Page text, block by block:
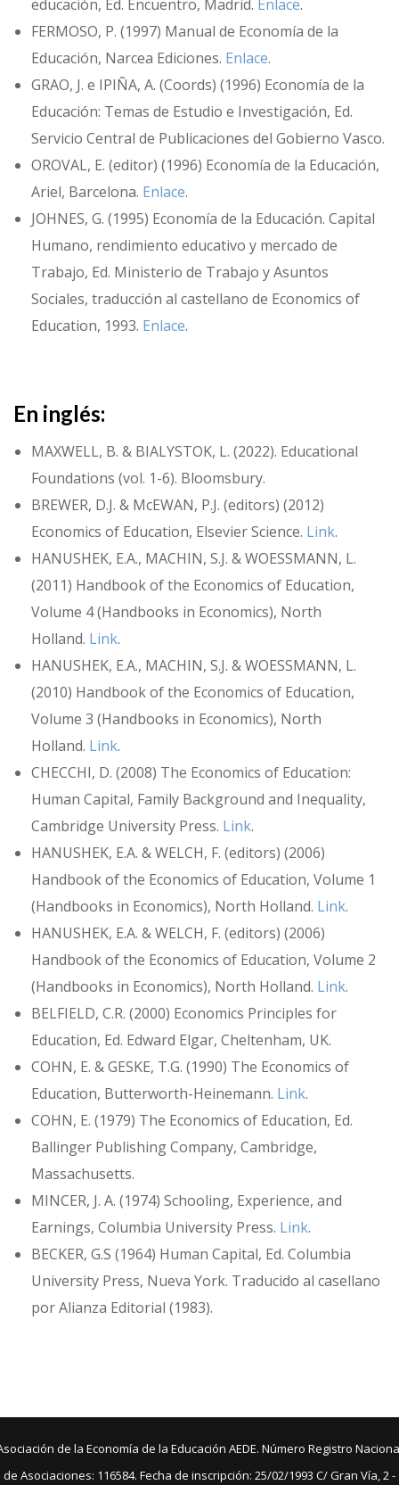
educación, Ed. Encuentro, Madrid. Enlace.
FERMOSO, P. (1997) Manual de Economía de la
Educación, Narcea Ediciones. Enlace.
GRAO, J. e IPIÑA, A. (Coords) (1996) Economía de la
Educación: Temas de Estudio e Investigación, Ed.
Servicio Central de Publicaciones del Gobierno Vasco.
OROVAL, E. (editor) (1996) Economía de la Educación,
Ariel, Barcelona. Enlace.
JOHNES, G. (1995) Economía de la Educación. Capital
Humano, rendimiento educativo y mercado de
Trabajo, Ed. Ministerio de Trabajo y Asuntos
Sociales, traducción al castellano de Economics of
Education, 1993. Enlace.
En inglés:
MAXWELL, B. & BIALYSTOK, L. (2022). Educational
Foundations (vol. 1-6). Bloomsbury.
BREWER, D.J. & McEWAN, P.J. (editors) (2012)
Economics of Education, Elsevier Science. Link.
HANUSHEK, E.A., MACHIN, S.J. & WOESSMANN, L.
(2011) Handbook of the Economics of Education,
Volume 4 (Handbooks in Economics), North
Holland. Link.
HANUSHEK, E.A., MACHIN, S.J. & WOESSMANN, L.
(2010) Handbook of the Economics of Education,
Volume 3 (Handbooks in Economics), North
Holland. Link.
CHECCHI, D. (2008) The Economics of Education:
Human Capital, Family Background and Inequality,
Cambridge University Press. Link.
HANUSHEK, E.A. & WELCH, F. (editors) (2006)
Handbook of the Economics of Education, Volume 1
(Handbooks in Economics), North Holland. Link.
HANUSHEK, E.A. & WELCH, F. (editors) (2006)
Handbook of the Economics of Education, Volume 2
(Handbooks in Economics), North Holland. Link.
BELFIELD, C.R. (2000) Economics Principles for
Education, Ed. Edward Elgar, Cheltenham, UK.
COHN, E. & GESKE, T.G. (1990) The Economics of
Education, Butterworth-Heinemann. Link.
COHN, E. (1979) The Economics of Education, Ed.
Ballinger Publishing Company, Cambridge,
Massachusetts.
MINCER, J. A. (1974) Schooling, Experience, and
Earnings, Columbia University Press. Link.
BECKER, G.S (1964) Human Capital, Ed. Columbia
University Press, Nueva York. Traducido al casellano
por Alianza Editorial (1983).
de la Economía de la Educación AEDE. Número Registro
de Asociaciones: 116584. Fecha de inscripción: 25/02/1993 C/ Gran Vía, 2 -